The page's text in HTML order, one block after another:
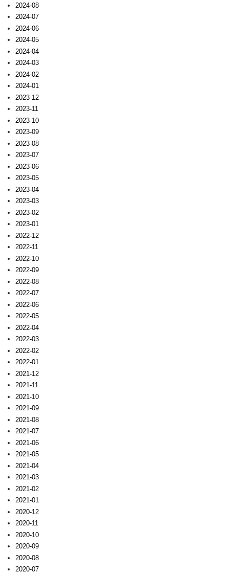
2024-08
2024-07
2024-06
2024-05
2024-04
2024-03
2024-02
2024-01
2023-12
2023-11
2023-10
2023-09
2023-08
2023-07
2023-06
2023-05
2023-04
2023-03
2023-02
2023-01
2022-12
2022-11
2022-10
2022-09
2022-08
2022-07
2022-06
2022-05
2022-04
2022-03
2022-02
2022-01
2021-12
2021-11
2021-10
2021-09
2021-08
2021-07
2021-06
2021-05
2021-04
2021-03
2021-02
2021-01
2020-12
2020-11
2020-10
2020-09
2020-08
2020-07